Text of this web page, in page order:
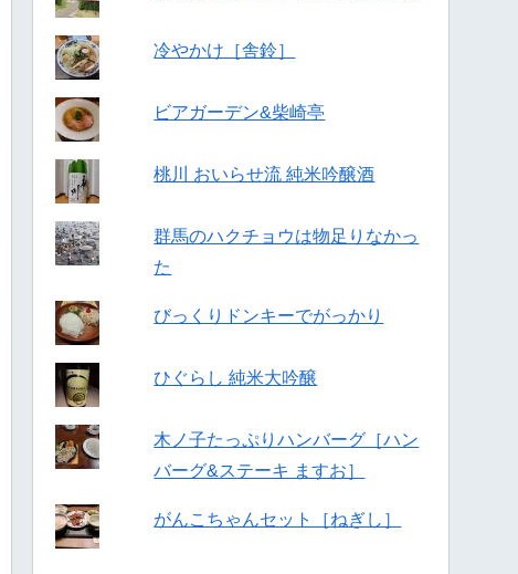
冷やかけ［舎鈴］
ビアガーデン&柴崎亭
桃川 おいらせ流 純米吟醸酒
群馬のハクチョウは物足りなかっ
た
びっくりドンキーでがっかり
ひぐらし 純米大吟醸
木ノ子たっぷりハンバーグ［ハン
バーグ&ステーキ ますお］
がんこちゃんセット［ねぎし］